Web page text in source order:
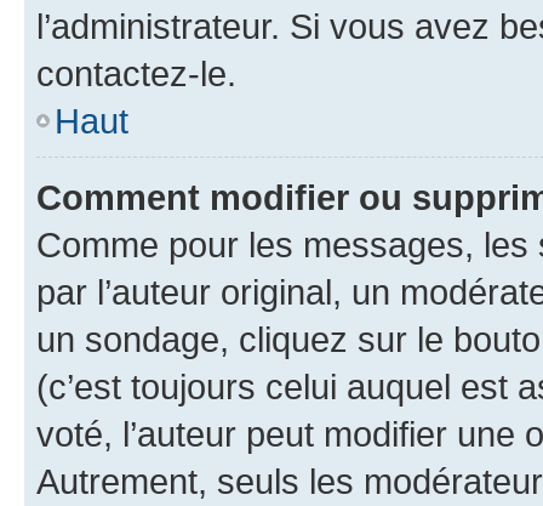
l’administrateur. Si vous avez
contactez-le.
Haut
Comment modifier ou
Comme pour les messages,
par l’auteur original, un
un sondage, cliquez sur le
(c’est toujours celui auquel est
voté, l’auteur peut modifier une
Autrement, seuls les